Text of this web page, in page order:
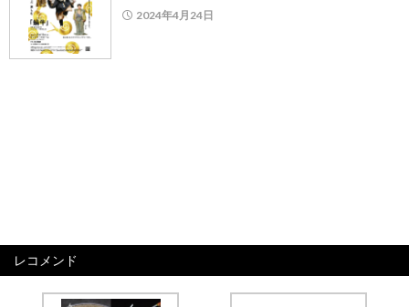
2024年4月24日
レコメンド